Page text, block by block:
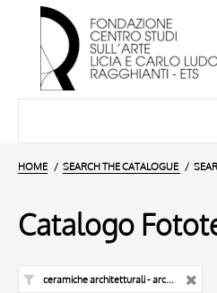
HOME SEARCH THE CATALOGUE
Catalogo
ceramiche architetturali - architettura